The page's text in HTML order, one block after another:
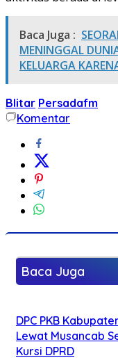
Baca Juga :
MENINGGAL
KELUARGA
Blitar Persadafm
Komentar
Baca Juga
DPC PKB
Lewat Musancab
Kursi DPRD